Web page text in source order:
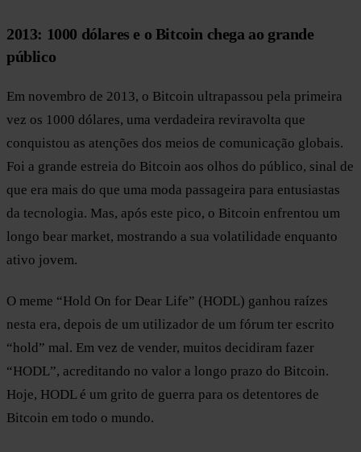
2013: 1000 dólares e o Bitcoin chega ao grande
público
Em novembro de 2013, o Bitcoin ultrapassou pela primeira
vez os 1000 dólares, uma verdadeira reviravolta que
conquistou as atenções dos meios de comunicação globais.
Foi a grande estreia do Bitcoin aos olhos do público, sinal de
que era mais do que uma moda passageira para entusiastas
da tecnologia. Mas, após este pico, o Bitcoin enfrentou um
longo bear market, mostrando a sua volatilidade enquanto
ativo jovem.
O meme “Hold On for Dear Life” (HODL) ganhou raízes
nesta era, depois de um utilizador de um fórum ter escrito
“hold” mal. Em vez de vender, muitos decidiram fazer
“HODL”, acreditando no valor a longo prazo do Bitcoin.
Hoje, HODL é um grito de guerra para os detentores de
Bitcoin em todo o mundo.